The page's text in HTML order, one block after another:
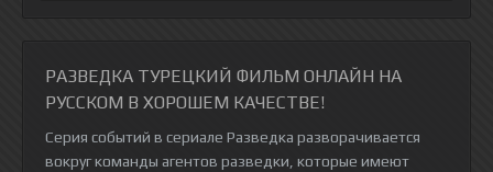
РАЗВЕДКА ТУРЕЦКИЙ ФИЛЬМ ОНЛАЙН НА
РУССКОМ В ХОРОШЕМ КАЧЕСТВЕ!
Серия событий в сериале Разведка разворачивается
вокруг команды агентов разведки, которые имеют